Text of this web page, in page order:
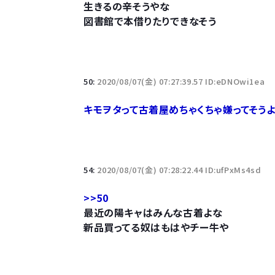
生きるの辛そうやな
図書館で本借りたりできなそう
50: 2020/08/07(金) 07:27:39.57 ID:eDNOwi1ea
キモヲタって古着屋めちゃくちゃ嫌ってそう
54: 2020/08/07(金) 07:28:22.44 ID:ufPxMs4sd
>>50
最近の陽キャはみんな古着よな
新品買ってる奴はもはやチー牛や